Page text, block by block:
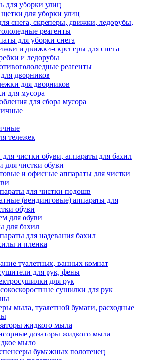
для уборки улиц
для уборки улиц
снега, скреперы, движки, ледорубы,
реагенты
для уборки снега
и движки-скреперы для снега
и ледорубы
реагенты
дворников
для дворников
для мусора
для сбора мусора
тележек
чистки обуви, аппараты для бахил
чистки обуви
и офисные аппараты для чистки
для чистки подошв
(вендинговые) аппараты для
обуви
для обуви
для бахил
для надевания бахил
и пленка
туалетных, ванных комнат
для рук, фены
для рук
сушилки для рук
мыла, туалетной бумаги, расходные
жидкого мыла
дозаторы жидкого мыла
мыло
бумажных полотенец